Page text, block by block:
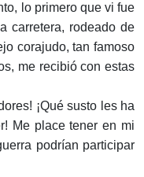
lo primero que vi fue
carretera, rodeado de
corajudo, tan famoso
me recibió con estas
¡Qué susto les ha
Me place tener en mi
podrían participar